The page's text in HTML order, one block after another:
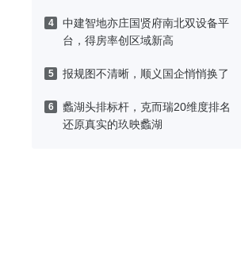
4
中建智地亦庄国贤府南北双设备平
台，得房率创区域新高
5 报规图不清晰，顺义国企悄悄换了
6
蠡湖头排标杆，克而瑞20维度排名
还原真实的玖映蠡湖